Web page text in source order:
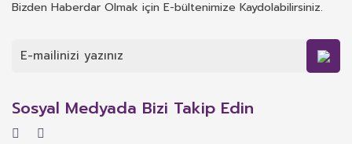
Bizden Haberdar Olmak için E-bültenimize Kaydolabilirsiniz.
Sosyal Medyada Bizi Takip Edin